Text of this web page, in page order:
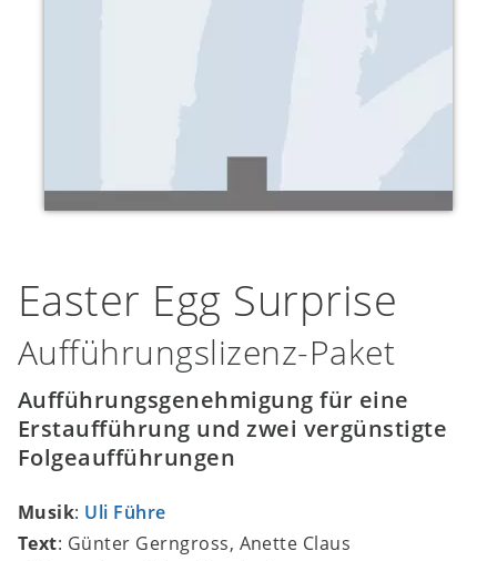
Easter Egg Surprise
Aufführungslizenz-Paket
Aufführungsgenehmigung für eine
Erstaufführung und zwei vergünstigte
Folgeaufführungen
Musik: Uli Führe
Text: Günter Gerngross, Anette Claus